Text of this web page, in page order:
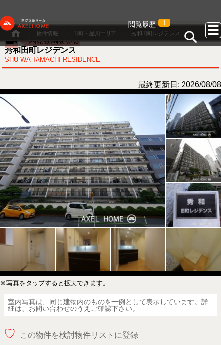
閲覧履歴 1
物件情報 田町・品川エリア 秀和田町レジデンス
秀和田町レジデンス
SHU-WA TAMACHI RESIDENCE
最終更新日: 2026/08/08
※写真をタップすると拡大できます。
室内写真は、同じ建物内のものを一例として表示しています。詳
細は、お問い合わせのうえご確認下さい。
♡ この物件を検討物件リストに登録